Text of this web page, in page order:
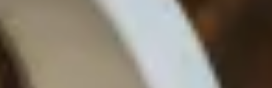
Lebensweise stecken hübsch verpackt in dieser
luxuriösen Geschenkbox. Schlemmen mit gutem
Gewissen und Gesundheit ohne Kompromisse.
Man schmeckt es einfach. Unsere Bio-Produkte